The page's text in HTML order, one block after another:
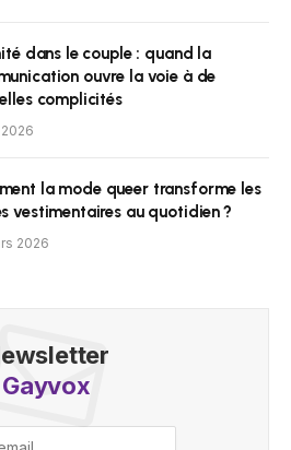
dans le couple : quand la
ouvre la voie à de
complicités
la mode queer transforme les
vestimentaires au quotidien ?
2026
Gayvox